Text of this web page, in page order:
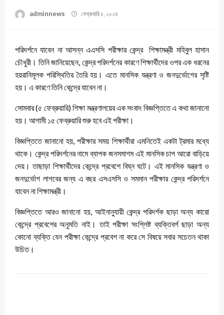
adminnews ফেব্রুয়ারি ৫, ২০২৪
পরিদর্শনে যাবেন না আসন্ন এএসসি পরীক্ষার কেন্দ্র শিক্ষামন্ত্রী মহিবুল হাসান
চৌধুরী। তিনি জানিয়েছেন, কেন্দ্র পরিদর্শনের কারণে শিক্ষার্থীদের ওপর এক ধরনের
হয়রানিমূলক পরিস্থিতির তৈরি হয়। এতে মানসিক যন্ত্রণা ও জনদুর্ভোগের সৃষ্টি
হয়। এ কারণে তিনি কেন্দ্রে যাবেন না।
সোমবার (৫ ফেব্রুয়ারি) শিক্ষা মন্ত্রণালয়ের এক সংবাদ বিজ্ঞপ্তিতে এ কথা জানানো
হয়। আগামী ১৫ ফেব্রুয়ারি শুরু হবে এই পরীক্ষা।
বিজ্ঞপ্তিতে জানানো হয়, পরীক্ষার সময় শিক্ষার্থীরা এমনিতেই একটা ট্রমার মধ্যে
থাকে। কেন্দ্র পরিদর্শনের নামে ব্যাপক জনসমাগম এই মানসিক চাপ আরো বাড়িয়ে
দেয়। তাছাড়া শিক্ষার্থীদের কেন্দ্রে প্রবেশে বিঘ্ন ঘটে। এই মানসিক যন্ত্রণা ও
জনদুর্ভোগ লাগবের জন্য এ বছর এসএসসি ও সমমান পরীক্ষার কেন্দ্র পরিদর্শনে
যাবেন না শিক্ষামন্ত্রী।
বিজ্ঞপ্তিতে আরও জানানো হয়, আইনানুযায়ী কেন্দ্র পরিদর্শক ছাড়া অন্য কারো
কেন্দ্রে প্রবেশের অনুমতি নাই। তাই পরীক্ষা সংশ্লিষ্ট ব্যক্তিবর্গ ছাড়া অন্য
কোনো ব্যক্তি যেন পরীক্ষা কেন্দ্রে প্রবেশ না করে সে বিষয়ে সবার সচেতন থাকা
উচিত।